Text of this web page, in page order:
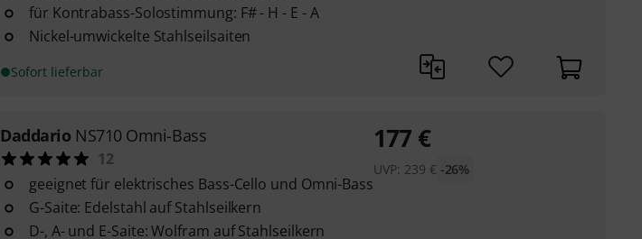
für Kontrabass-Solostimmung: F# - H - E - A
Nickel-umwickelte Stahlseilsaiten
Sofort lieferbar
Daddario NS710 Omni-Bass
12
geeignet für elektrisches Bass-Cello und Omni-Bass
G-Saite: Edelstahl auf Stahlseilkern
D-, A- und E-Saite: Wolfram auf Stahlseilkern
177 €
UVP: 239 € -26%